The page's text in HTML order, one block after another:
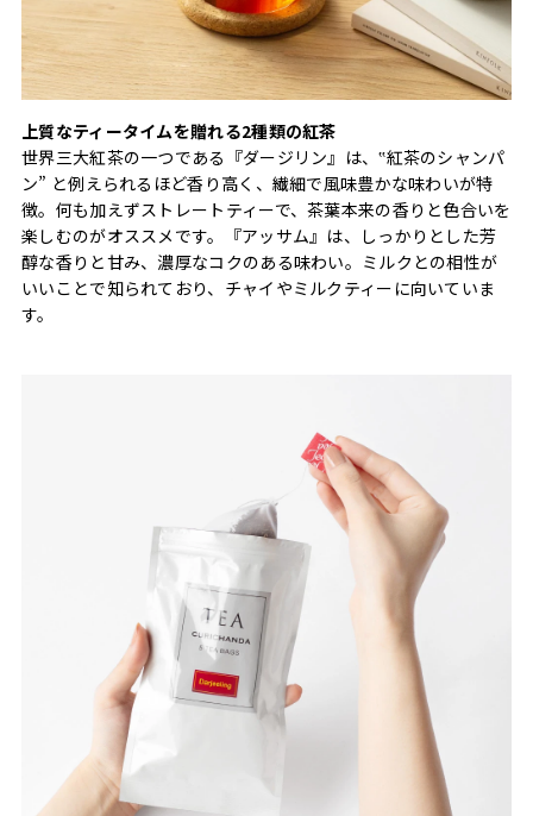
上質なティータイムを贈れる2種類の紅茶
世界三大紅茶の一つである『ダージリン』は、‟紅茶のシャンパ
ン” と例えられるほど香り高く、繊細で風味豊かな味わいが特
徴。何も加えずストレートティーで、茶葉本来の香りと色合いを
楽しむのがオススメです。『アッサム』は、しっかりとした芳
醇な香りと甘み、濃厚なコクのある味わい。ミルクとの相性が
いいことで知られており、チャイやミルクティーに向いていま
す。